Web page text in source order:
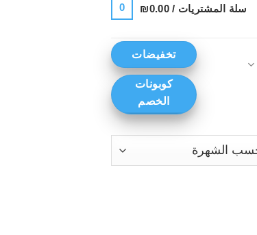
سلة المشتريات / ₪0.00
0
تخفيضات
كوبونات
الخصم